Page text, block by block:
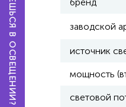
заводской
источник
мощность
световой